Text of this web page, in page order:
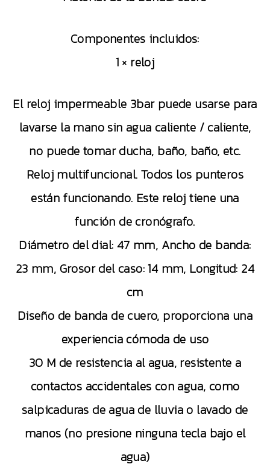
Componentes incluidos:
1 × reloj
El reloj impermeable 3bar puede usarse para
lavarse la mano sin agua caliente / caliente,
no puede tomar ducha, baño, baño, etc.
Reloj multifuncional. Todos los punteros
están funcionando. Este reloj tiene una
función de cronógrafo.
Diámetro del dial: 47 mm, Ancho de banda:
23 mm, Grosor del caso: 14 mm, Longitud: 24
cm
Diseño de banda de cuero, proporciona una
experiencia cómoda de uso
30 M de resistencia al agua, resistente a
contactos accidentales con agua, como
salpicaduras de agua de lluvia o lavado de
manos (no presione ninguna tecla bajo el
agua)